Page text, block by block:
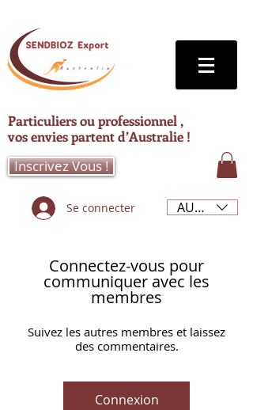
Particuliers ou professionnel ,
vos envies partent d’Australie !
Inscrivez Vous !
Se connecter AUD (AU$)
Connectez-vous pour
communiquer avec les
membres
Suivez les autres membres et laissez
des commentaires.
Connexion